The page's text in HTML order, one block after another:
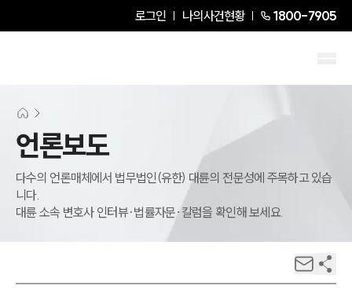
로그인 나의사건현황 1800-7905
언론보도
다수의 언론매체에서 법무법인(유한) 대륜의 전문성에 주목하고 있습
니다.
대륜 소속 변호사 인터뷰·법률자문·칼럼을 확인해 보세요.